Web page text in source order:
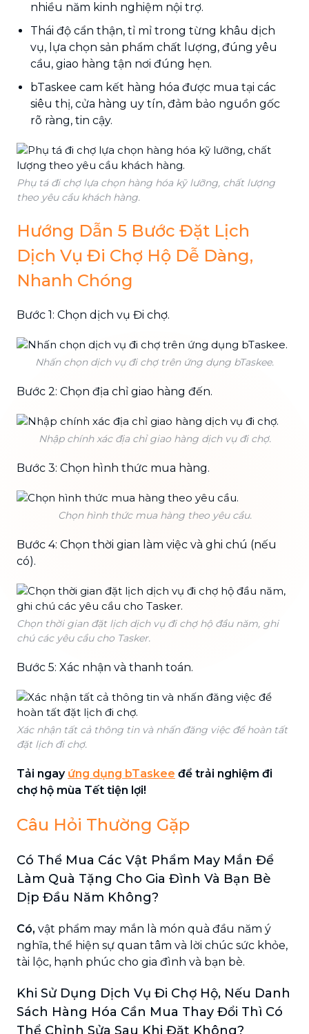
nhiều năm kinh nghiệm nội trợ.
Thái độ cẩn thận, tỉ mỉ trong từng khâu dịch
vụ, lựa chọn sản phẩm chất lượng, đúng yêu
cầu, giao hàng tận nơi đúng hẹn.
bTaskee cam kết hàng hóa được mua tại các
siêu thị, cửa hàng uy tín, đảm bảo nguồn gốc
rõ ràng, tin cậy.
Phụ tá đi chợ lựa chọn hàng hóa kỹ lưỡng, chất lượng
theo yêu cầu khách hàng.
Hướng Dẫn 5 Bước Đặt Lịch
Dịch Vụ Đi Chợ Hộ Dễ Dàng,
Nhanh Chóng
Bước 1: Chọn dịch vụ Đi chợ.
Nhấn chọn dịch vụ đi chợ trên ứng dụng bTaskee.
Bước 2: Chọn địa chỉ giao hàng đến.
Nhập chính xác địa chỉ giao hàng dịch vụ đi chợ.
Bước 3: Chọn hình thức mua hàng.
Chọn hình thức mua hàng theo yêu cầu.
Bước 4: Chọn thời gian làm việc và ghi chú (nếu
có).
Chọn thời gian đặt lịch dịch vụ đi chợ hộ đầu năm, ghi
chú các yêu cầu cho Tasker.
Bước 5: Xác nhận và thanh toán.
Xác nhận tất cả thông tin và nhấn đăng việc để hoàn tất
đặt lịch đi chợ.
Tải ngay ứng dụng bTaskee để trải nghiệm đi
chợ hộ mùa Tết tiện lợi!
Câu Hỏi Thường Gặp
Có Thể Mua Các Vật Phẩm May Mắn Để
Làm Quà Tặng Cho Gia Đình Và Bạn Bè
Dịp Đầu Năm Không?
Có, vật phẩm may mắn là món quà đầu năm ý
nghĩa, thể hiện sự quan tâm và lời chúc sức khỏe,
tài lộc, hạnh phúc cho gia đình và bạn bè.
Khi Sử Dụng Dịch Vụ Đi Chợ Hộ, Nếu Danh
Sách Hàng Hóa Cần Mua Thay Đổi Thì Có
Thể Chỉnh Sửa Sau Khi Đặt Không?